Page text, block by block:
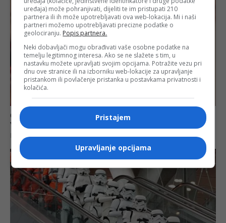
uređaja) može pohranjivati, dijeliti te im pristupati 210
partnera ili ih može upotrebljavati ova web-lokacija. Mi i naši
partneri možemo upotrebljavati precizne podatke o
geolociranju. Popis partnera.
Neki dobavljači mogu obrađivati vaše osobne podatke na
temelju legitimnog interesa. Ako se ne slažete s tim, u
nastavku možete upravljati svojim opcijama. Potražite vezu pri
dnu ove stranice ili na izborniku web-lokacije za upravljanje
pristankom ili povlačenje pristanka u postavkama privatnosti i
kolačića.
Pristajem
Upravljanje opcijama